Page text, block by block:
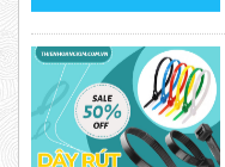
Dây Rút
Mã